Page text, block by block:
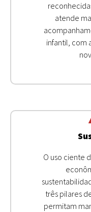
atende
infantil, com
O uso ciente
três pilares
permitam